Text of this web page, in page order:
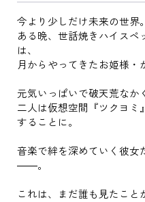
今より少しだけ未来の世界。
ある晩、世話焼きハイスペ
は、
月からやってきたお姫様・
元気いっぱいで破天荒なか
二人は仮想空間『ツクヨミ
することに。
音楽で絆を深めていく彼女
――。
これは、まだ誰も見たこと